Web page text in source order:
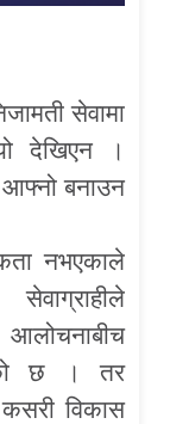
सेवामा
देखिएन ।
आफ्नो बनाउन
नभएकाले
छ । तर
कसरी विकास